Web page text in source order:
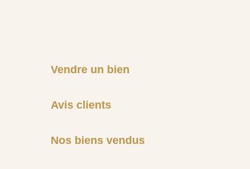
Vendre un bien
Avis clients
Nos biens vendus